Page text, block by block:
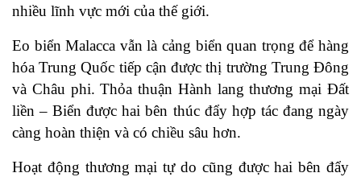
nhiều lĩnh vực mới của thế giới.
Eo biển Malacca vẫn là cảng biển quan trọng để hàng
hóa Trung Quốc tiếp cận được thị trường Trung Đông
và Châu phi. Thỏa thuận Hành lang thương mại Đất
liền – Biển được hai bên thúc đẩy hợp tác đang ngày
càng hoàn thiện và có chiều sâu hơn.
Hoạt động thương mại tự do cũng được hai bên đẩy